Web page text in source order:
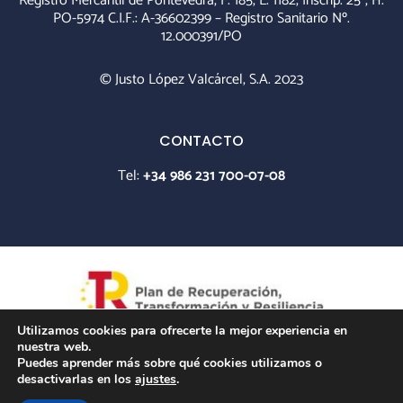
PO-5974 C.I.F.: A-36602399 – Registro Sanitario Nº.
12.000391/PO
© Justo López Valcárcel, S.A. 2023
CONTACTO
Tel:+34 986 231 700-07-08
Utilizamos cookies para ofrecerte la mejor experiencia en
nuestra web.
Puedes aprender más sobre qué cookies utilizamos o
desactivarlas en los ajustes.